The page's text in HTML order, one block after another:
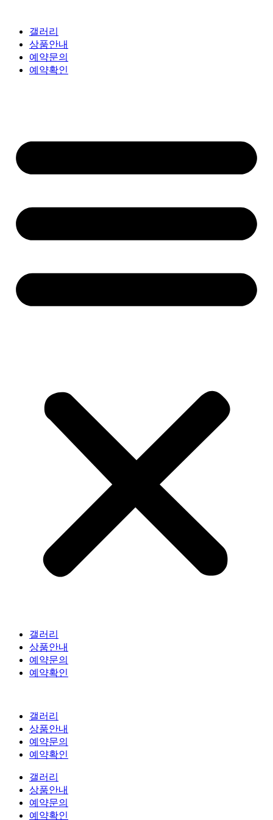
갤러리
상품안내
예약문의
예약확인
갤러리
상품안내
예약문의
예약확인
갤러리
상품안내
예약문의
예약확인
갤러리
상품안내
예약문의
예약확인